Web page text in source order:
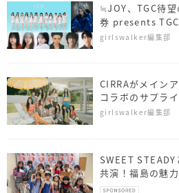
≒JOY、TGC待
券 presents TGC
girlswalker編集部
CIRRAがメイン
コラボのサプラ
presents TGC 北
girlswalker編集部
SWEET
共演！福島の魅
ト